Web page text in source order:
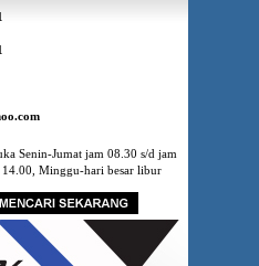
Senin-Jumat jam 08.30 s/d jam
14.00, Minggu-hari besar libur